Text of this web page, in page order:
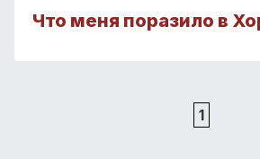
Что меня поразило в
1